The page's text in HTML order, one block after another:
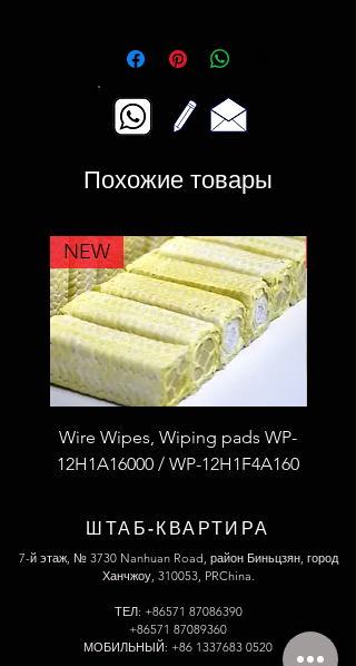
Поршневые насосы: 100
Центробежные насосы: 25
Похожие товары
NEW
Wire Wipes, Wiping pads WP-
12H1A16000 / WP-12H1F4A160
ШТАБ-КВАРТИРА
7-й этаж, № 3730 Nanhuan Road, район Биньцзян, город
Ханчжоу, 310053, PRChina.
ТЕЛ: +86571 87086390
+86571 87089360
МОБИЛЬНЫЙ: +86 1337683 0520